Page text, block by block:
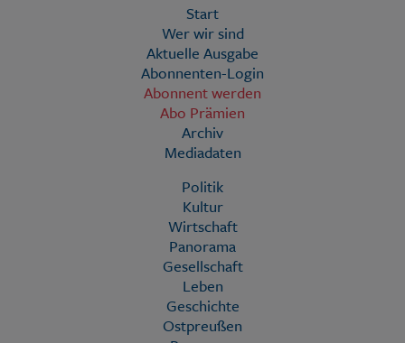
Start
Wer wir sind
Aktuelle Ausgabe
Abonnenten-Login
Abonnent werden
Abo Prämien
Archiv
Mediadaten
Politik
Kultur
Wirtschaft
Panorama
Gesellschaft
Leben
Geschichte
Ostpreußen